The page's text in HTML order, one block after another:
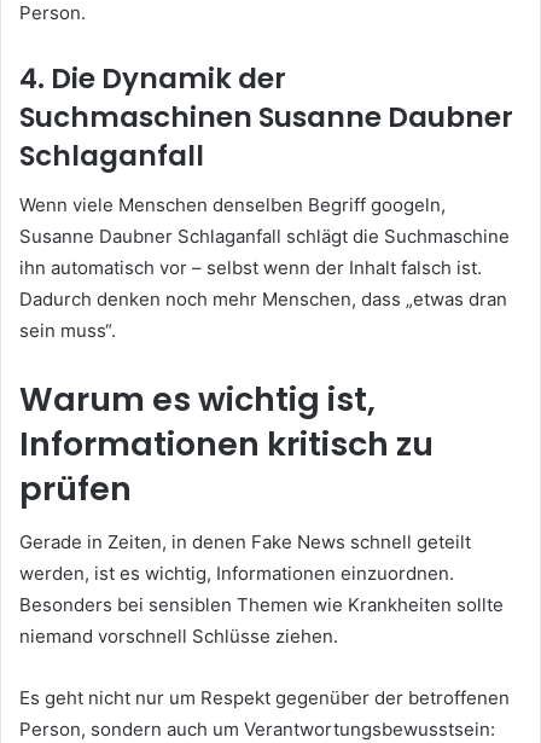
Person.
4. Die Dynamik der
Suchmaschinen Susanne Daubner
Schlaganfall
Wenn viele Menschen denselben Begriff googeln,
Susanne Daubner Schlaganfall schlägt die Suchmaschine
ihn automatisch vor – selbst wenn der Inhalt falsch ist.
Dadurch denken noch mehr Menschen, dass „etwas dran
sein muss“.
Warum es wichtig ist,
Informationen kritisch zu
prüfen
Gerade in Zeiten, in denen Fake News schnell geteilt
werden, ist es wichtig, Informationen einzuordnen.
Besonders bei sensiblen Themen wie Krankheiten sollte
niemand vorschnell Schlüsse ziehen.
Es geht nicht nur um Respekt gegenüber der betroffenen
Person, sondern auch um Verantwortungsbewusstsein: